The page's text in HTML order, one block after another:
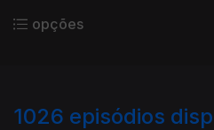
opções
1026 episódios